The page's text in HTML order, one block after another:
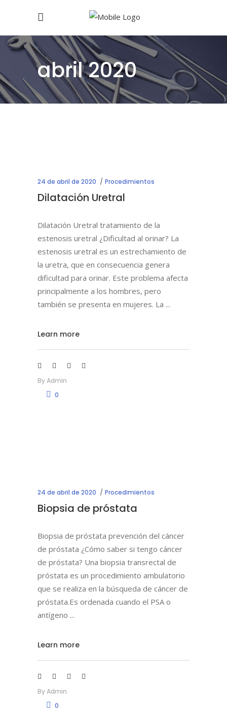
abril 2020
24 de abril de 2020 Procedimientos
Dilatación Uretral
Dilatación Uretral tratamiento de la
estenosis uretral ¿Dificultad al orinar? La
estenosis uretral es un estrechamiento de
la uretra, que en consecuencia genera
dificultad para orinar. Este problema afecta
principalmente a los hombres, pero
también se presenta en mujeres. La
Learn more
ByAdmin
0
24 de abril de 2020 Procedimientos
Biopsia de próstata
Biopsia de próstata prevención del cáncer
de próstata ¿Cómo saber si tengo cáncer
de próstata? Una biopsia transrectal de
próstata es un procedimiento ambulatorio
que se realiza en la búsqueda de cáncer de
próstata.Es ordenada cuando el PSA o
antígeno
Learn more
ByAdmin
0